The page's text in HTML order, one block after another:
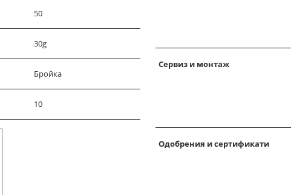
50
30g
Бройка
10
Сервиз и монтаж
Одобрения и сертификати